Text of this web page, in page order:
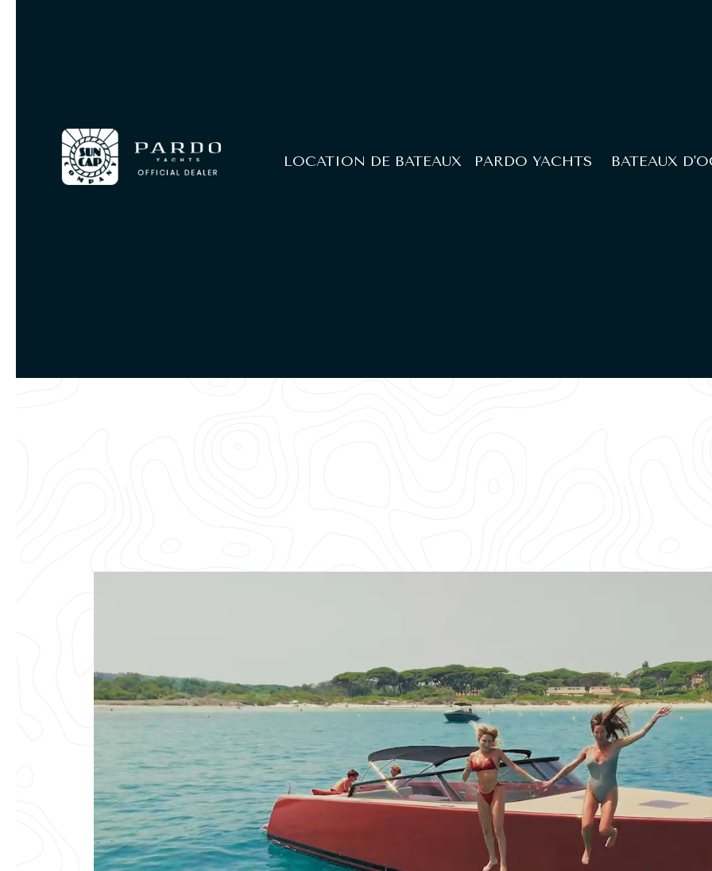
LOCATION DE BATEAUX PARDO YACHTS BATEAUX